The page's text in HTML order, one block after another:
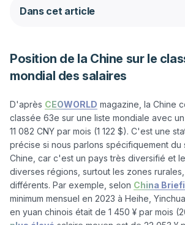
Dans cet article
Position de la Chine sur le
mondial des salaires
D'après CEOWORLD magazine, la Chine
classée 63e sur une liste mondiale avec
11 082 CNY par mois (1 122 $). C'est une
précise si nous parlons spécifiquement du
Chine, car c'est un pays très diversifié et
diverses régions, surtout les zones
différents. Par exemple, selon China
minimum mensuel en 2023 à Heihe,
en yuan chinois était de 1 450 ¥ par mois